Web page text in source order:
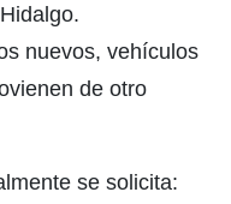
nuevos, vehículos
de otro
se solicita: